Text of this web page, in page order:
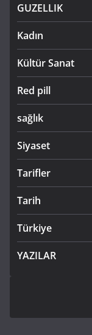
GUZELLIK
Kadın
Kültür Sanat
Red pill
sağlık
Siyaset
Tarifler
Tarih
Türkiye
YAZILAR